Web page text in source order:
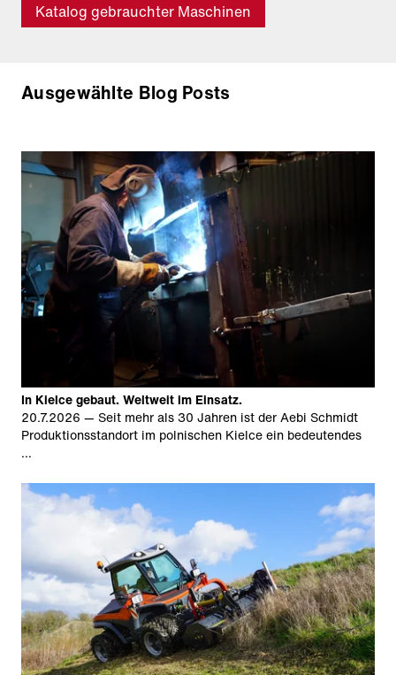
Katalog gebrauchter Maschinen
Ausgewählte Blog Posts
In Kielce gebaut. Weltweit im Einsatz.
20.7.2026 — Seit mehr als 30 Jahren ist der Aebi Schmidt
Produktionsstandort im polnischen Kielce ein bedeutendes
…